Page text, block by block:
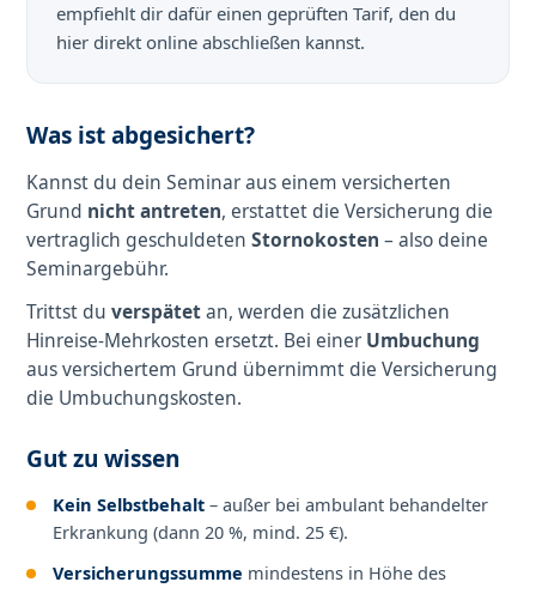
empfiehlt dir dafür einen geprüften Tarif, den du
hier direkt online abschließen kannst.
Was ist abgesichert?
Kannst du dein Seminar aus einem versicherten
Grund nicht antreten, erstattet die Versicherung die
vertraglich geschuldeten Stornokosten – also deine
Seminargebühr.
Trittst du verspätetan, werden die zusätzlichen
Hinreise-Mehrkosten ersetzt. Bei einer Umbuchung
aus versichertem Grund übernimmt die Versicherung
die Umbuchungskosten.
Gut zu wissen
Kein Selbstbehalt – außer bei ambulant behandelter
Erkrankung (dann 20 %, mind. 25 €).
Versicherungssumme mindestens in Höhe des